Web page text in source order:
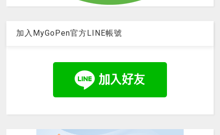
加入MyGoPen官方LINE帳號